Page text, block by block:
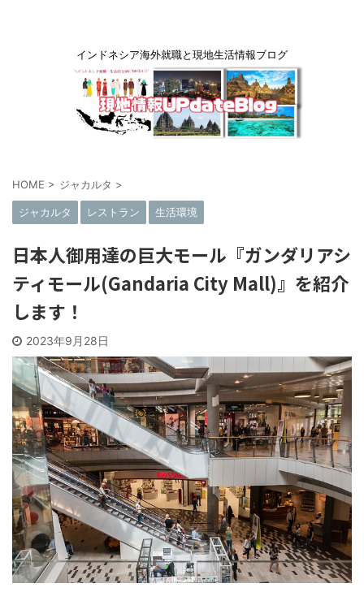
インドネシア海外就職と現地生活情報ブログ
HOME > ジャカルタ >
ジャカルタ レストラン 生活環境
日本人御用達の巨大モール『ガンダリアシ
ティモール(Gandaria City Mall)』を紹介
します！
2023年9月28日